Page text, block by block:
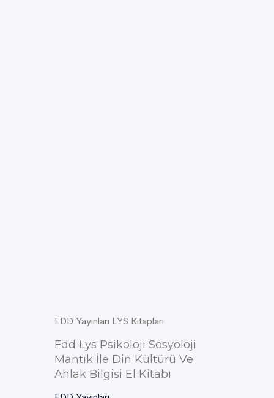
FDD Yayınları LYS Kitapları
Fdd Lys Psikoloji Sosyoloji
Mantık İle Din Kültürü Ve
Ahlak Bilgisi El Kitabı